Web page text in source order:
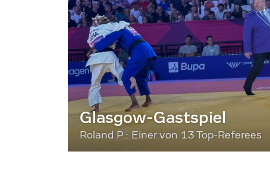
Glasgow-Gastspiel
Roland P.: Einer von 13 Top-Referees